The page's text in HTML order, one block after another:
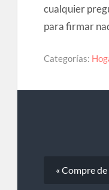
cualquier
para firmar
Categorías:
« Compre